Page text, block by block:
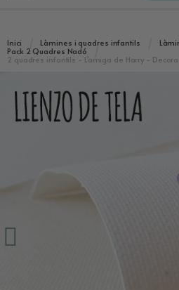
Inici Làmines i quadres infantils
Pack 2 Quadres Nadó
2 quadres infantils - L'amiga de Harry -